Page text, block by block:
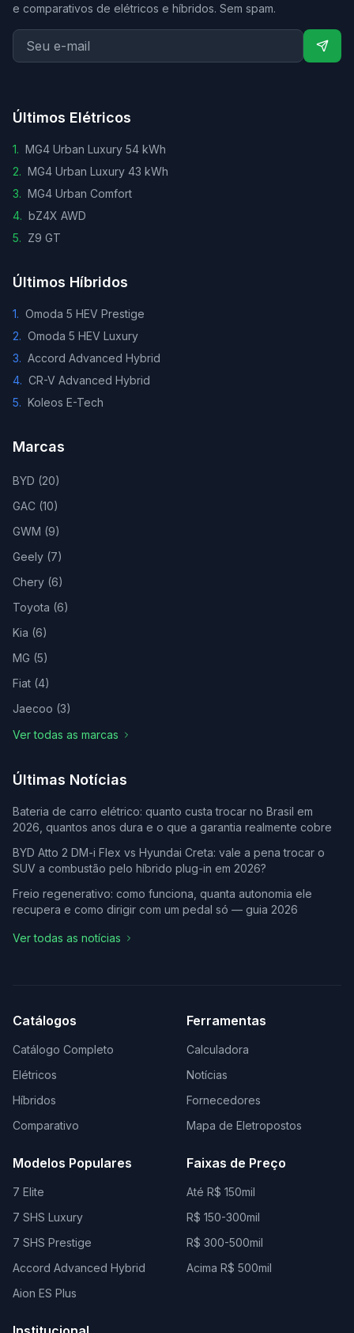
e comparativos de elétricos e híbridos. Sem spam.
Últimos Elétricos
1. MG4 Urban Luxury 54 kWh
2. MG4 Urban Luxury 43 kWh
3. MG4 Urban Comfort
4. bZ4X AWD
5. Z9 GT
Últimos Híbridos
1. Omoda 5 HEV Prestige
2. Omoda 5 HEV Luxury
3. Accord Advanced Hybrid
4. CR-V Advanced Hybrid
5. Koleos E-Tech
Marcas
BYD (20)
GAC (10)
GWM (9)
Geely (7)
Chery (6)
Toyota (6)
Kia (6)
MG (5)
Fiat (4)
Jaecoo (3)
Ver todas as marcas
Últimas Notícias
Bateria de carro elétrico: quanto custa trocar no Brasil em
2026, quantos anos dura e o que a garantia realmente cobre
BYD Atto 2 DM-i Flex vs Hyundai Creta: vale a pena trocar o
SUV a combustão pelo híbrido plug-in em 2026?
Freio regenerativo: como funciona, quanta autonomia ele
recupera e como dirigir com um pedal só — guia 2026
Ver todas as notícias
Catálogos
Catálogo Completo
Elétricos
Híbridos
Comparativo
Ferramentas
Calculadora
Notícias
Fornecedores
Mapa de Eletropostos
Modelos Populares
7 Elite
7 SHS Luxury
7 SHS Prestige
Accord Advanced Hybrid
Aion ES Plus
Faixas de Preço
Até R$ 150mil
R$ 150-300mil
R$ 300-500mil
Acima R$ 500mil